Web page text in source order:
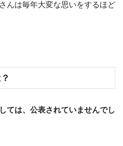
んは毎年大変な思いをするほど
ては、公表されていませんでし